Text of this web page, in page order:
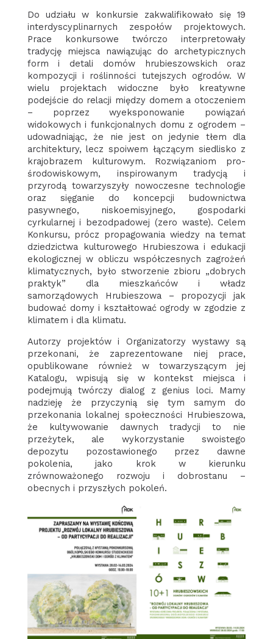
Do udziału w konkursie zakwalifikowało się 19
interdyscyplinarnych zespołów projektowych.
Prace konkursowe twórczo interpretowały
tradycję miejsca nawiązując do archetypicznych
form i detali domów hrubieszowskich oraz
kompozycji i roślinności tutejszych ogrodów. W
wielu projektach widoczne było kreatywne
podejście do relacji między domem a otoczeniem
– poprzez wyeksponowanie powiązań
widokowych i funkcjonalnych domu z ogrodem –
udowadniając, że nie jest on jedynie tłem dla
architektury, lecz spoiwem łączącym siedlisko z
krajobrazem kulturowym. Rozwiązaniom pro-
środowiskowym, inspirowanym tradycją i
przyrodą towarzyszyły nowoczesne technologie
oraz sięganie do koncepcji budownictwa
pasywnego, niskoemisyjnego, gospodarki
cyrkularnej i bezodpadowej (zero waste). Celem
Konkursu, prócz propagowania wiedzy na temat
dziedzictwa kulturowego Hrubieszowa i edukacji
ekologicznej w obliczu współczesnych zagrożeń
klimatycznych, było stworzenie zbioru „dobrych
praktyk” dla mieszkańców i władz
samorządowych Hrubieszowa – propozycji jak
budować domy i kształtować ogrody w zgodzie z
klimatem i dla klimatu.
Autorzy projektów i Organizatorzy wystawy są
przekonani, że zaprezentowane niej prace,
opublikowane również w towarzyszącym jej
Katalogu, wpisują się w kontekst miejsca i
podejmują twórczy dialog z genius loci. Mamy
nadzieję że przyczynią się tym samym do
przekonania lokalnej społeczności Hrubieszowa,
że kultywowanie dawnych tradycji to nie
przeżytek, ale wykorzystanie swoistego
depozytu pozostawionego przez dawne
pokolenia, jako krok w kierunku
zrównoważonego rozwoju i dobrostanu –
obecnych i przyszłych pokoleń.